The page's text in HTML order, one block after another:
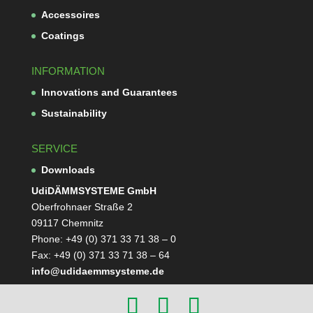
Acces­soires
Coa­tings
INFORMATION
Inno­va­tions and Guarantees
Sus­taina­bi­lity
SERVICE
Down­loads
Udi­DÄMM­SYS­TEME GmbH
Ober­froh­naer Straße 2
09117 Chemnitz
Phone: +49 (0) 371 33 71 38 – 0
Fax: +49 (0) 371 33 71 38 – 64
info@udidaemmsysteme.de